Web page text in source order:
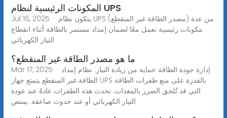
المكونات الرئيسية لنظام UPS
Jul 16, 2025 · يتكون نظام UPS (مصدر الطاقة غير المنقطع) من عدة
مكونات رئيسية تعمل معًا لضمان إمداد مستمر بالطاقة أثناء انقطاع
التيار الكهربائي
ما هو مصدر الطاقة غير المنقطع؟
Mar 17, 2025 · إدارة جودة الطاقة حماية من زيادة التيار: نظام إمداد
الطاقة غير المنقطع يتمتع جهاز UPS بالقدرة على منع طفرات الطاقة
التي قد تُلحق الضرر بالمعدات. تحدث هذه الطفرات عادةً عند عودة
التيار الكهربائي أو عند حدوث صاعقة. يمتص